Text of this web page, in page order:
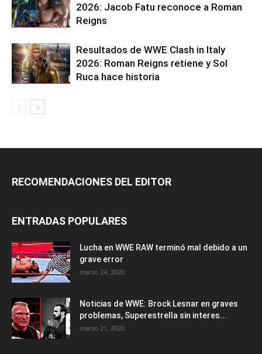
2026: Jacob Fatu reconoce a Roman
Reigns
Resultados de WWE Clash in Italy
2026: Roman Reigns retiene y Sol
Ruca hace historia
RECOMENDACIONES DEL EDITOR
ENTRADAS POPULARES
Lucha en WWE RAW terminó mal debido a un
grave error
marzo 24, 2020
Noticias de WWE: Brock Lesnar en graves
problemas, Superestrella sin interes...
marzo 21, 2020